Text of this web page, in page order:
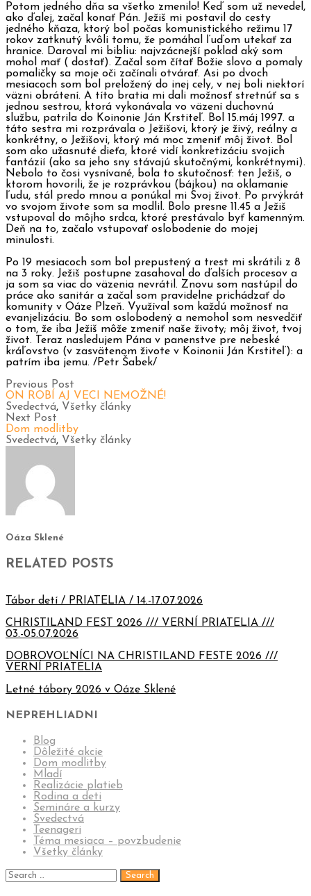
Potom jedného dňa sa všetko zmenilo! Keď som už nevedel,
ako ďalej, začal konať Pán. Ježiš mi postavil do cesty
jedného kňaza, ktorý bol počas komunistického režimu 17
rokov zatknutý kvôli tomu, že pomáhal ľuďom utekať za
hranice. Daroval mi bibliu: najvzácnejší poklad aký som
mohol mať ( dostať). Začal som čítať Božie slovo a pomaly
pomaličky sa moje oči začínali otvárať. Asi po dvoch
mesiacoch som bol preložený do inej cely, v nej boli niektorí
väzni obrátení. A títo bratia mi dali možnosť stretnúť sa s
jednou sestrou, ktorá vykonávala vo väzení duchovnú
službu, patrila do Koinonie Ján Krstiteľ. Bol 15.máj 1997. a
táto sestra mi rozprávala o Ježišovi, ktorý je živý, reálny a
konkrétny, o Ježišovi, ktorý má moc zmeniť môj život. Bol
som ako užasnuté dieťa, ktoré vidí konkretizáciu svojich
fantázií (ako sa jeho sny stávajú skutočnými, konkrétnymi).
Nebolo to čosi vysnívané, bola to skutočnosť: ten Ježiš, o
ktorom hovorili, že je rozprávkou (bájkou) na oklamanie
ľudu, stál predo mnou a ponúkal mi Svoj život. Po prvýkrát
vo svojom živote som sa modlil. Bolo presne 11.45 a Ježiš
vstupoval do môjho srdca, ktoré prestávalo byť kamenným.
Deň na to, začalo vstupovať oslobodenie do mojej
minulosti.
Po 19 mesiacoch som bol prepustený a trest mi skrátili z 8
na 3 roky. Ježiš postupne zasahoval do ďalších procesov a
ja som sa viac do väzenia nevrátil. Znovu som nastúpil do
práce ako sanitár a začal som pravidelne prichádzať do
komunity v Oáze Plzeň. Využíval som každú možnosť na
evanjelizáciu. Bo som oslobodený a nemohol som nesvedčiť
o tom, že iba Ježiš môže zmeniť naše životy; môj život, tvoj
život. Teraz nasledujem Pána v panenstve pre nebeské
kráľovstvo (v zasvätenom živote v Koinonii Ján Krstiteľ): a
patrím iba jemu. /Petr Šabek/
Previous Post
ON ROBÍ AJ VECI NEMOŽNÉ!
Svedectvá, Všetky články
Next Post
Dom modlitby
Svedectvá, Všetky články
Oáza Sklené
RELATED POSTS
Tábor detí / PRIATELIA / 14.-17.07.2026
CHRISTILAND FEST 2026 /// VERNÍ PRIATELIA ///
03.-05.07.2026
DOBROVOĽNÍCI NA CHRISTILAND FESTE 2026 ///
VERNÍ PRIATELIA
Letné tábory 2026 v Oáze Sklené
NEPREHLIADNI
Blog
Dôležité akcie
Dom modlitby
Mladí
Realizácie platieb
Rodina a deti
Semináre a kurzy
Svedectvá
Teenageri
Téma mesiaca – povzbudenie
Všetky články